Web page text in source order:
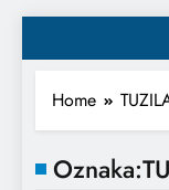
Home
Oznaka: